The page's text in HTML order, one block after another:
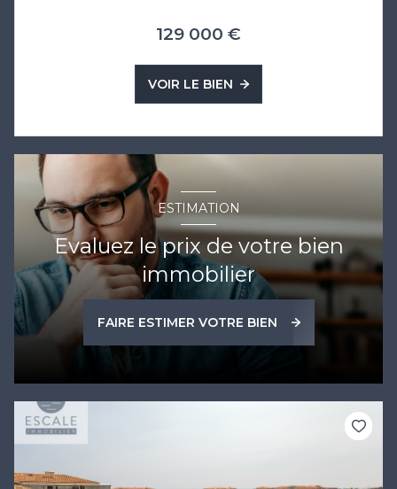
129 000 €
VOIR LE BIEN
ESTIMATION
Evaluez le prix de votre bien
immobilier
FAIRE ESTIMER VOTRE BIEN